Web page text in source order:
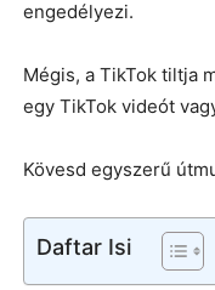
engedélyezi.
Mégis, a TikTok tiltja
egy TikTok videót
Kövesd egyszerű
Daftar Isi